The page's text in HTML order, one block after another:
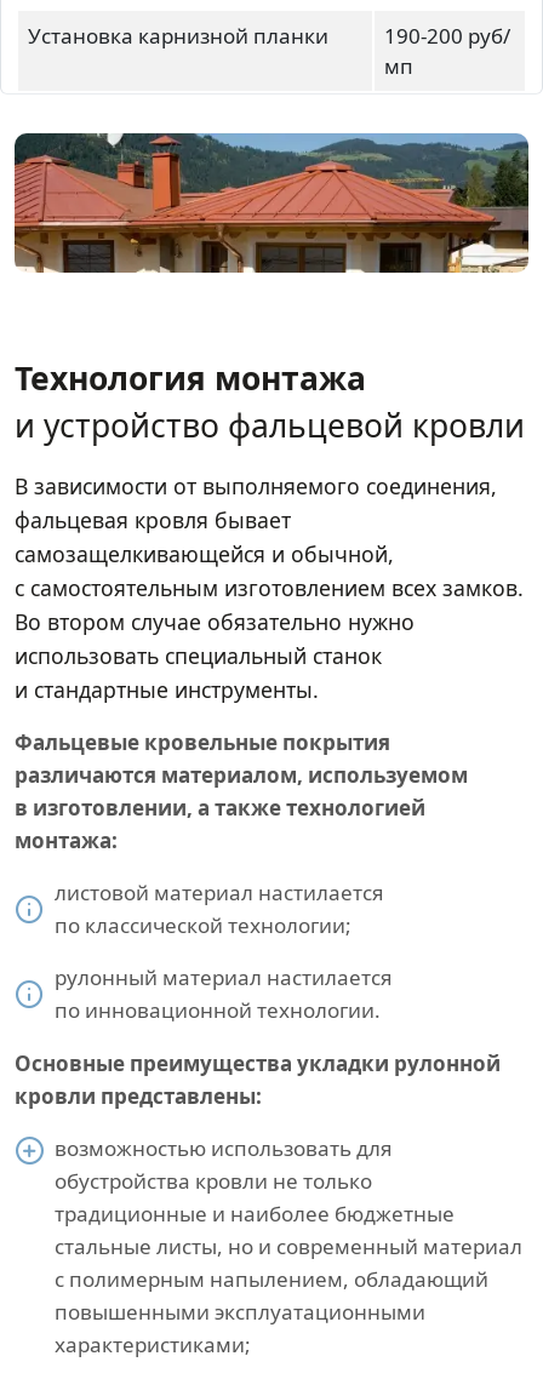
Установка карнизной планки
190-200 руб/
мп
Технология монтажа
и устройство фальцевой кровли
В зависимости от выполняемого соединения,
фальцевая кровля бывает
самозащелкивающейся и обычной,
с самостоятельным изготовлением всех замков.
Во втором случае обязательно нужно
использовать специальный станок
и стандартные инструменты.
Фальцевые кровельные покрытия
различаются материалом, используемом
в изготовлении, а также технологией
монтажа:
листовой материал настилается
по классической технологии;
рулонный материал настилается
по инновационной технологии.
Основные преимущества укладки рулонной
кровли представлены:
возможностью использовать для
обустройства кровли не только
традиционные и наиболее бюджетные
стальные листы, но и современный материал
с полимерным напылением, обладающий
повышенными эксплуатационными
характеристиками;